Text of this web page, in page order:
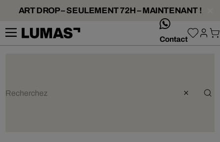
ART DROP – SEULEMENT 72H – MAINTENANT !
Contact